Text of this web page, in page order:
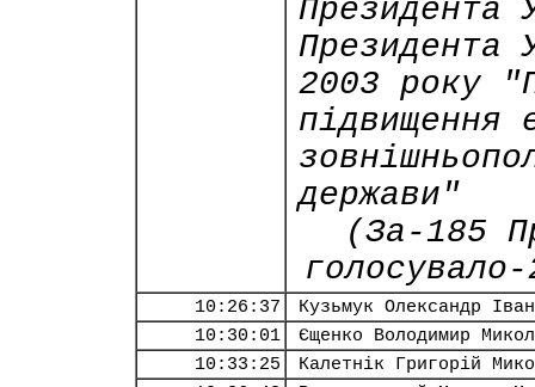
Президента
Президента
2003 року
підвищення
держави"
(За-185
10:26:37
Кузьмук Олександр
10:30:01
Єщенко Володимир
10:33:25
Калетнік Григорій